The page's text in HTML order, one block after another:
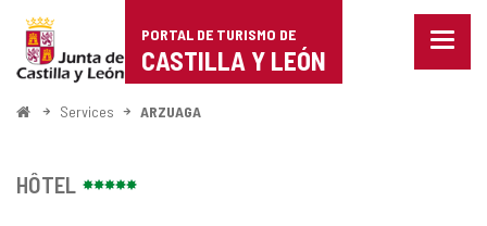
Portal
de
Turismo
Castilla
PORTAL DE TURISMO DE
CASTILLA Y LEÓN
Menu
<
Services ARZUAGA
HÔTEL